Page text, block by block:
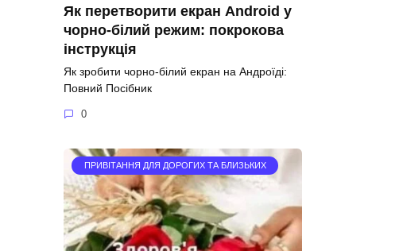
Як перетворити екран Android у
чорно-білий режим: покрокова
інструкція
Як зробити чорно-білий екран на Андроїді:
Повний Посібник
0
ПРИВІТАННЯ ДЛЯ ДОРОГИХ ТА БЛИЗЬКИХ